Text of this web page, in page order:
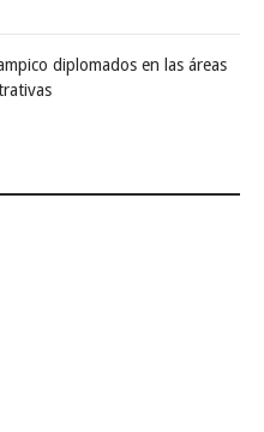
diplomados en las áreas